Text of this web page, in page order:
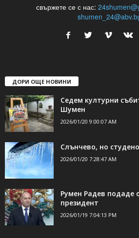
свържете се с нас:
ДОРИ ОЩЕ НОВИНИ
Седем културни
Шумен
2026/01/20 9:00:07 AM
Слънчево, но студено
2026/01/20 7:28:47 AM
Румен Радев подаде
президент
2026/01/19 7:04:13 PM